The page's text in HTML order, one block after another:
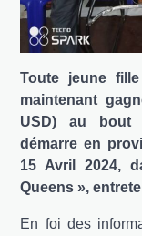
Toute jeune
maintenant
USD) au bout
démarre en
15 Avril 2024,
Queens »,
En foi des